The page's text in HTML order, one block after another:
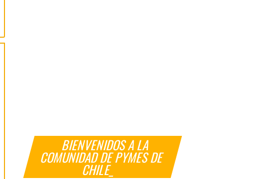
BIENVENIDOS A LA
COMUNIDAD DE PYMES DE
CHILE_